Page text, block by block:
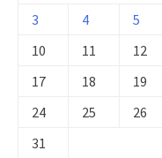
3
4 5
10
11 12
17
18 19
24
25 26
31